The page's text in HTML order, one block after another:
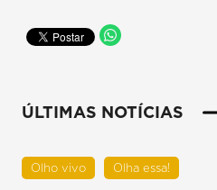
ÚLTIMAS NOTÍCIAS
Olho vivo Olha essa!